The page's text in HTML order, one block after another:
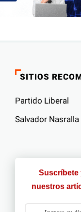
SITIOS
Partido Liberal
Salvador Nasralla
Suscríbete
nuestros